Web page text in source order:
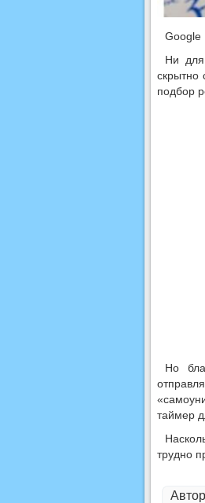
Google
Ни для
подбор
Но
таймер
трудно